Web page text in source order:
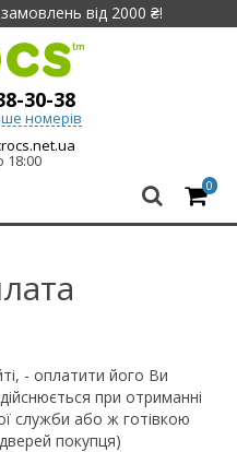
від 2000 ₴!
30-38
номерів
18:00
0
- оплатити його Ви
при отриманні
служби або ж готівкою
покупця)